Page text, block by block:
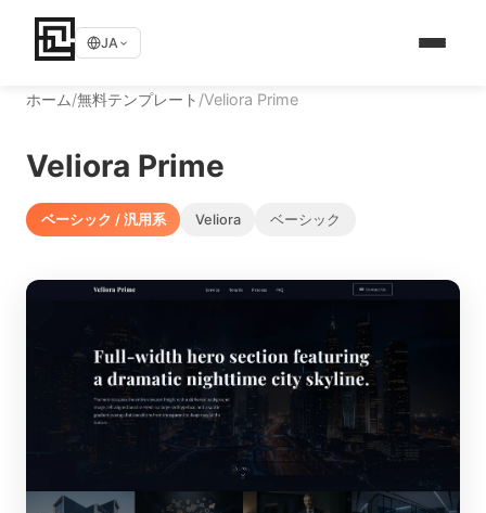
JA
ホーム/無料テンプレート /Veliora Prime
Veliora Prime
ベーシック / 汎用系 Veliora ベーシック